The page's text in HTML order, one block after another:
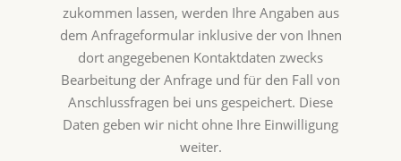
zukommen lassen, werden Ihre Angaben aus
dem Anfrageformular inklusive der von Ihnen
dort angegebenen Kontaktdaten zwecks
Bearbeitung der Anfrage und für den Fall von
Anschlussfragen bei uns gespeichert. Diese
Daten geben wir nicht ohne Ihre Einwilligung
weiter.